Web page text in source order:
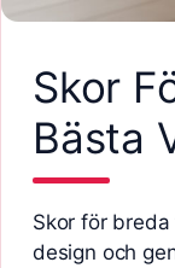
Skor
Bästa
Skor för
design och